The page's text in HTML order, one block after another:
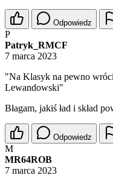
Odpowiedz
P
Patryk_RMCF
7 marca 2023
"Na Klasyk na pewno
Lewandowski"
Błagam, jakiś ład i skład
Odpowiedz
M
MR64ROB
7 marca 2023